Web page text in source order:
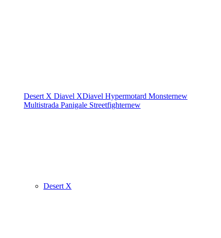
Desert X Diavel XDiavel Hypermotard Monsternew
Multistrada Panigale Streetfighternew
Desert X